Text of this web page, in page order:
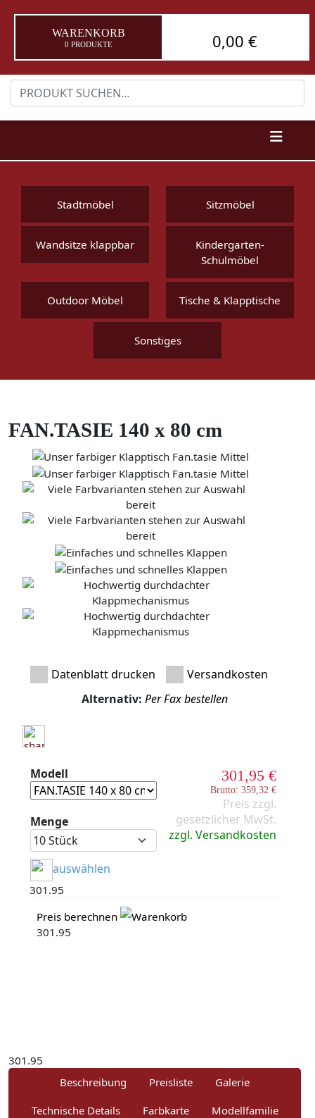
WARENKORB
0 PRODUKTE 0,00 €
Stadtmöbel Sitzmöbel
Wandsitze klappbar
Kindergarten-
Schulmöbel
Outdoor Möbel Tische & Klapptische
Sonstiges
FAN.TASIE 140 x 80 cm
Datenblatt drucken
Versandkosten
Alternativ: Per Fax bestellen
Modell
Menge
auswählen
301,95 €
Brutto: 359,32 €
Preis zzgl.
gesetzlicher MwSt.
zzgl. Versandkosten
301.95
Preis berechnen
Warenkorb
301.95
301.95
Beschreibung
Preisliste
Galerie
Technische Details
Farbkarte
Modellfamilie